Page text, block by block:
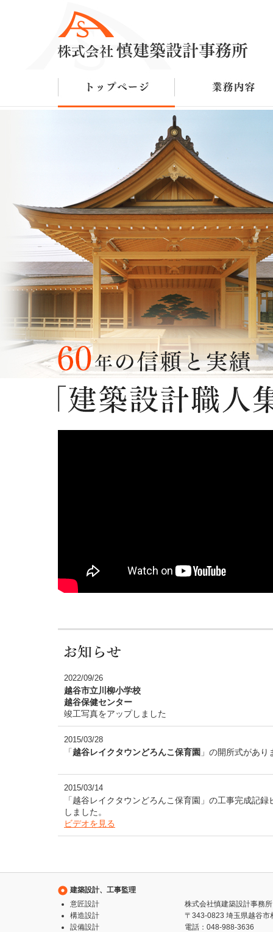
2022/09/26
越谷市立川柳小学校
越谷保健センター
竣工写真をアップしました
2015/03/28
「越谷レイクタウンどろんこ保育園 」の開所式があり
2015/03/14
「越谷レイクタウンどろんこ保育園」の工事完成記録
しました。
ビデオを見る
2015/01/29
ホームページを公開しました。
今後とも宜しくお願い致します。
建築設計、工事監理
意匠設計
構造設計
設備設計
株式会社慎建築設計事務所
〒343-0823 埼玉県越谷市
電話：048-988-3636